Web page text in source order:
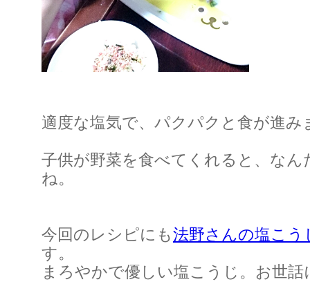
適度な塩気で、パクパクと食が進み
子供が野菜を食べてくれると、な
ね。
今回のレシピにも法野さんの塩こう
す。
まろやかで優しい塩こうじ。お世